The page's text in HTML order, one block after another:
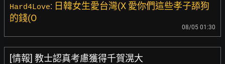
Hard4Love: 日韓女生愛台灣(X 愛你們這些孝子舔狗
的錢(O
08/05 01:30
[情報] 教士認真考慮獲得千賀滉大